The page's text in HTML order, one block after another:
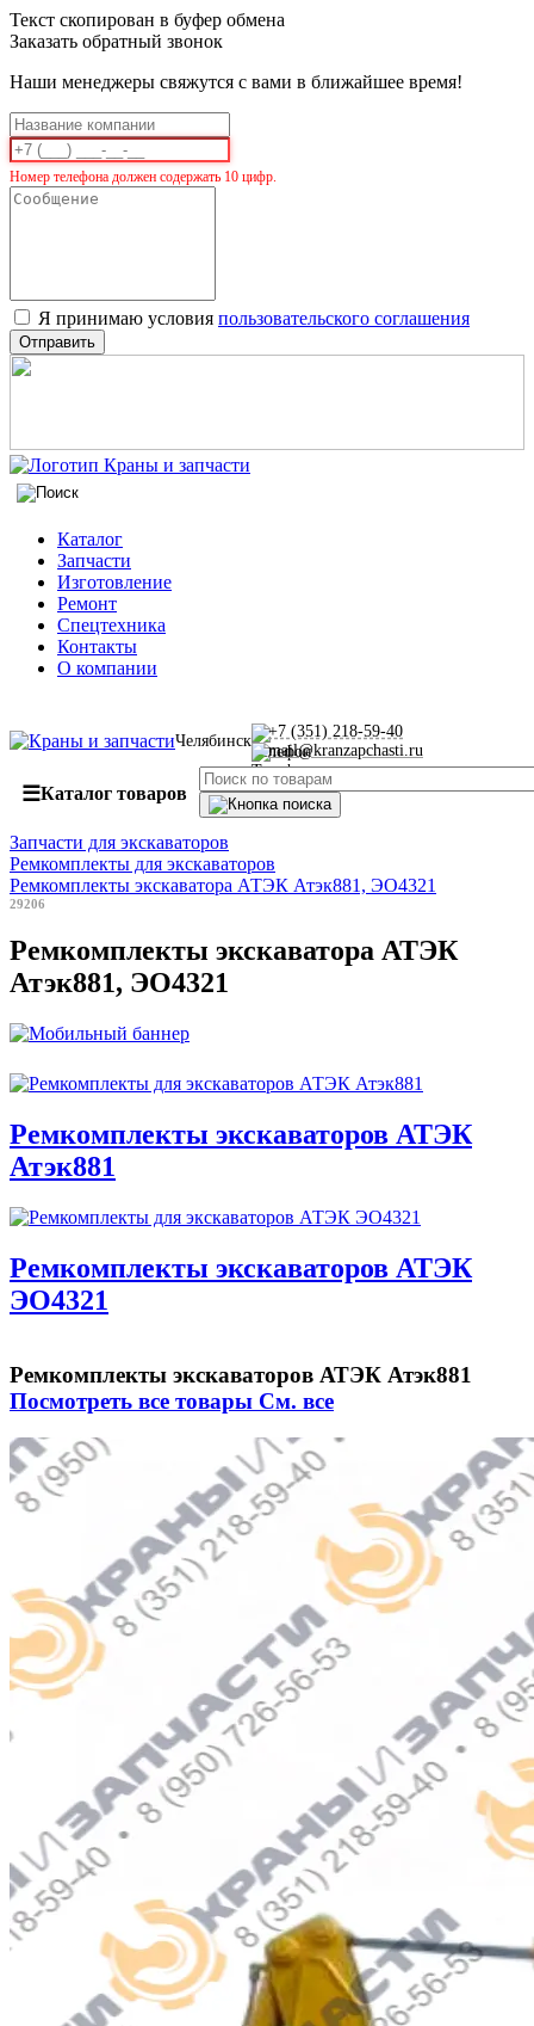
Текст скопирован в буфер обмена
Заказать обратный звонок
Наши менеджеры свяжутся с вами в ближайшее время!
Номер телефона должен содержать 10 цифр.
Я принимаю условия пользовательского соглашения
Отправить
Каталог
Запчасти
Изготовление
Ремонт
Спецтехника
Контакты
О компании
Челябинск
+7 (351) 218-59-40
mail@kranzapchasti.ru
☰Каталог товаров
Запчасти для экскаваторов
Ремкомплекты для экскаваторов
Ремкомплекты экскаватора АТЭК Атэк881, ЭО4321
29206
Ремкомплекты экскаватора АТЭК
Атэк881, ЭО4321
Ремкомплекты экскаваторов АТЭК
Атэк881
Ремкомплекты экскаваторов АТЭК
ЭО4321
Ремкомплекты экскаваторов АТЭК Атэк881
Посмотреть все товары См. все